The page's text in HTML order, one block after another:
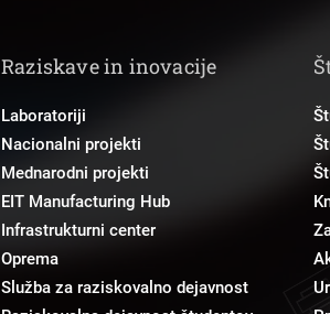
Raziskave in inovacije
Laboratoriji
Nacionalni projekti
Mednarodni projekti
EIT Manufacturing Hub
Infrastrukturni center
Oprema
Služba za raziskovalno dejavnost